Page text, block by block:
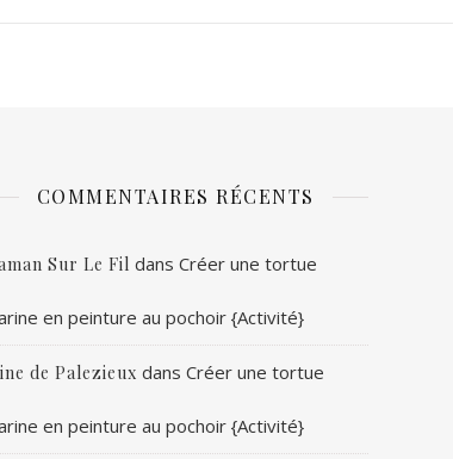
COMMENTAIRES RÉCENTS
Sur Le Fil dans Créer une tortue
en peinture au pochoir {Activité}
de Palezieux dans Créer une tortue
en peinture au pochoir {Activité}